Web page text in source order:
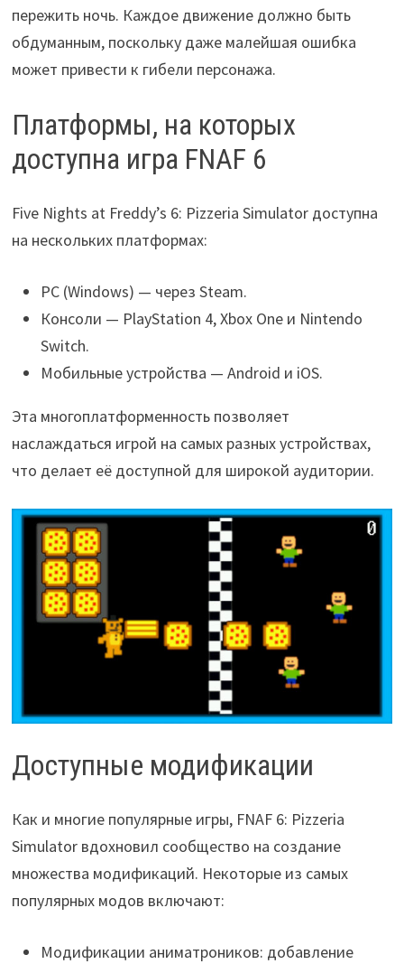
пережить ночь. Каждое движение должно быть
обдуманным, поскольку даже малейшая ошибка
может привести к гибели персонажа.
Платформы, на которых
доступна игра FNAF 6
Five Nights at Freddy’s 6: Pizzeria Simulator доступна
на нескольких платформах:
PC (Windows) — через Steam.
Консоли — PlayStation 4, Xbox One и Nintendo
Switch.
Мобильные устройства — Android и iOS.
Эта многоплатформенность позволяет
наслаждаться игрой на самых разных устройствах,
что делает её доступной для широкой аудитории.
Доступные модификации
Как и многие популярные игры, FNAF 6: Pizzeria
Simulator вдохновил сообщество на создание
множества модификаций. Некоторые из самых
популярных модов включают:
Модификации аниматроников: добавление